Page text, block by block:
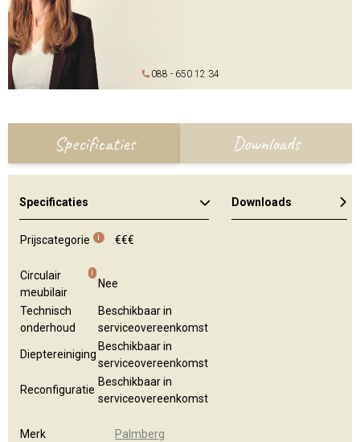
088 - 650 12 34
Specificaties Downloads
Specificaties
Prijscategorie i €€€
Circulair
meubilair
i
Nee
Technisch
onderhoud
Beschikbaar in
serviceovereenkomst
Dieptereiniging
Beschikbaar in
serviceovereenkomst
Reconfiguratie
Beschikbaar in
serviceovereenkomst
Merk
Palmberg
Downloads